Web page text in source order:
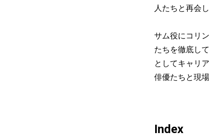
人たちと再会
サム役にコリ
たちを徹底し
としてキャリ
俳優たちと現
Index